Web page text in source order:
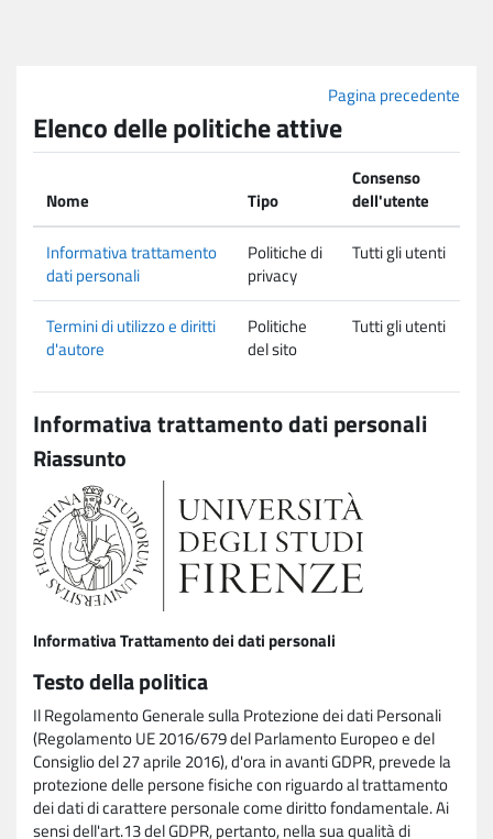
Pagina precedente
Elenco delle politiche attive
Nome Tipo
Consenso
dell'utente
Informativa trattamento
dati personali
Politiche di
privacy
Tutti gli utenti
Termini di utilizzo e diritti
d'autore
Politiche
del sito
Tutti gli utenti
Informativa trattamento dati personali
Riassunto
Informativa Trattamento dei dati personali
Testo della politica
Il Regolamento Generale sulla Protezione dei dati Personali
(Regolamento UE 2016/679 del Parlamento Europeo e del
Consiglio del 27 aprile 2016), d'ora in avanti GDPR, prevede la
protezione delle persone fisiche con riguardo al trattamento
dei dati di carattere personale come diritto fondamentale. Ai
sensi dell'art.13 del GDPR, pertanto, nella sua qualità di